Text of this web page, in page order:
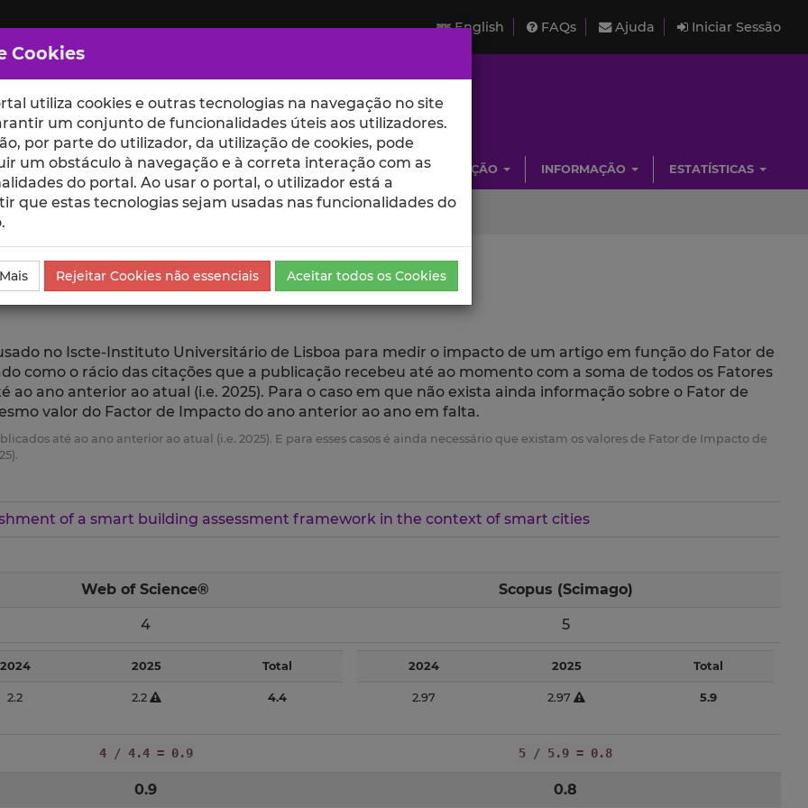
English FAQs Ajuda Iniciar Sessão
ESCOLAS UNIDADES INVESTIGAÇÃO INFORMAÇÃO ESTATÍSTICAS
no Iscte-Instituto Universitário de Lisboa para medir o impacto de um artigo em função do Fator de
como o rácio das citações que a publicação recebeu até ao momento com a soma de todos os Fatores
ano anterior ao atual (i.e. 2025). Para o caso em que não exista ainda informação sobre o Fator de
valor do Factor de Impacto do ano anterior ao ano em falta.
até ao ano anterior ao atual (i.e. 2025). E para esses casos é ainda necessário que existam os valores de Fator de Impacto de
of a smart building assessment framework in the context of smart cities
Web of Science® Scopus (Scimago)
4 5
2024 2025 Total
2.2 2.2 4.4
2024 2025 Total
2.97 2.97 5.9
4 / 4.4 = 0.9 5 / 5.9 = 0.8
0.9 0.8
Cookies
utiliza cookies e outras tecnologias na navegação no site
um conjunto de funcionalidades úteis aos utilizadores.
por parte do utilizador, da utilização de cookies, pode
um obstáculo à navegação e à correta interação com as
do portal. Ao usar o portal, o utilizador está a
que estas tecnologias sejam usadas nas funcionalidades do
Rejeitar Cookies não essenciais Aceitar todos os Cookies